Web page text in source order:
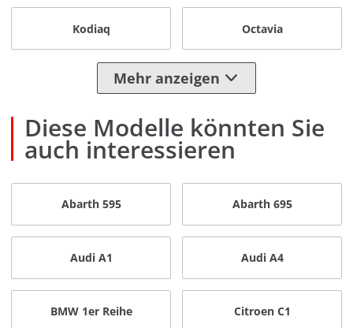
Kodiaq Octavia
Mehr anzeigen
Diese Modelle könnten Sie
auch interessieren
Abarth 595 Abarth 695
Audi A1 Audi A4
BMW 1er Reihe Citroen C1